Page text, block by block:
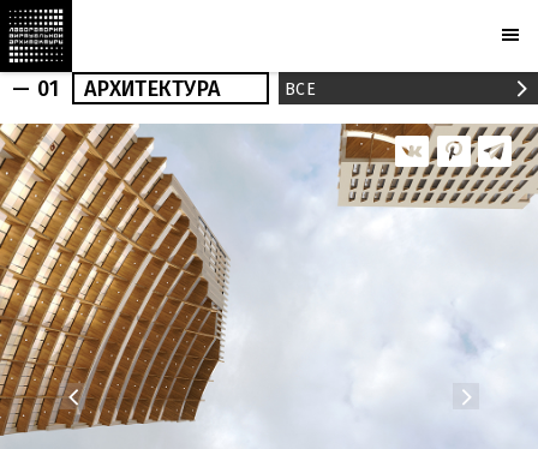
АРХИТЕКТУРА ИНТЕРЬЕР
НОВОСТИ ПУБЛИКАЦИИ
МАРХИ
ПРИЗНАНИЕ
КАМЕРЫ
МАГАЗИН
— 01 АРХИТЕКТУРА
РЕАЛИЗАЦИИ
ПРОЕКТЫ
ВСЕ